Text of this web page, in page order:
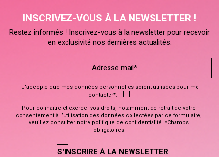
INSCRIVEZ-VOUS À LA NEWSLETTER !
Restez informés ! Inscrivez-vous à la newsletter pour recevoir
en exclusivité nos dernières actualités.
J'accepte que mes données personnelles soient utilisées pour me
contacter*.
Pour connaître et exercer vos droits, notamment de retrait de votre
consentement à l’utilisation des données collectées par ce formulaire,
veuillez consulter notre politique de confidentialité. *Champs
obligatoires
S'INSCRIRE À LA NEWSLETTER